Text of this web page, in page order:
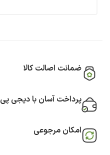
ضمانت اصالت کالا
پرداخت آسان با دیجی پی
امکان مرجوعی